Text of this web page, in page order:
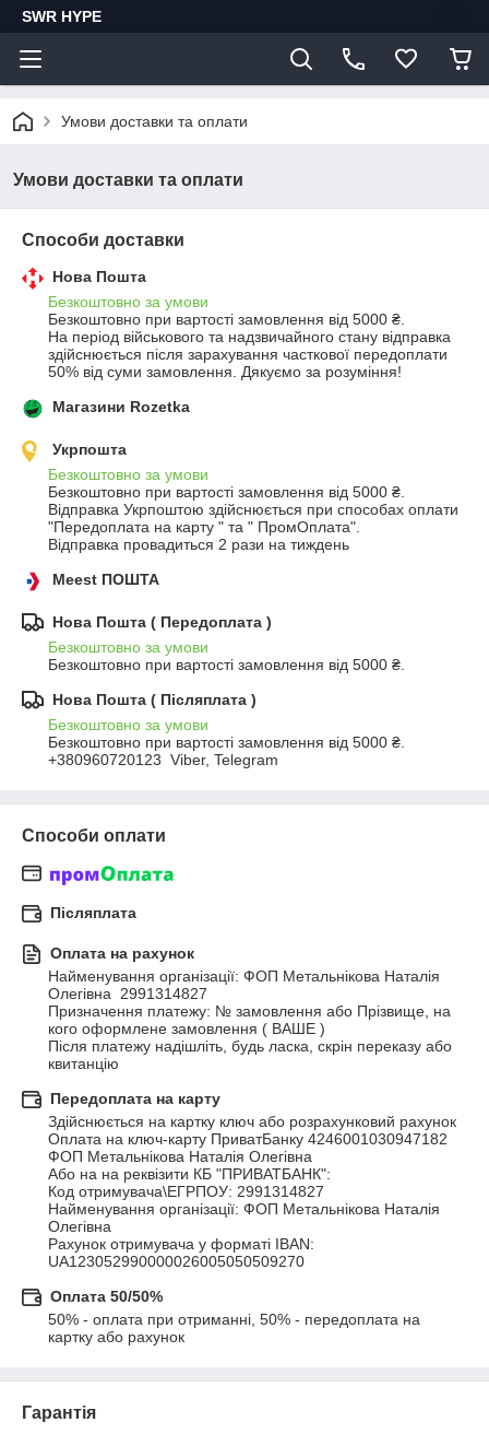
SWR HYPE
Умови доставки та оплати
Умови доставки та оплати
Способи доставки
Нова Пошта
Безкоштовно за умови
Безкоштовно при вартості замовлення від 5000 ₴.
На період військового та надзвичайного стану відправка
здійснюється після зарахування часткової передоплати
50% від суми замовлення. Дякуємо за розуміння!
Магазини Rozetka
Укрпошта
Безкоштовно за умови
Безкоштовно при вартості замовлення від 5000 ₴.
Відправка Укрпоштою здійснюється при способах оплати
"Передоплата на карту " та " ПромОплата".
Відправка провадиться 2 рази на тиждень
Meest ПОШТА
Нова Пошта ( Передоплата )
Безкоштовно за умови
Безкоштовно при вартості замовлення від 5000 ₴.
Нова Пошта ( Післяплата )
Безкоштовно за умови
Безкоштовно при вартості замовлення від 5000 ₴.
+380960720123  Viber, Telegram
Способи оплати
Післяплата
Оплата на рахунок
Найменування організації: ФОП Метальнікова Наталія
Олегівна  2991314827
Призначення платежу: № замовлення або Прізвище, на
кого оформлене замовлення ( ВАШЕ )
Після платежу надішліть, будь ласка, скрін переказу або
квитанцію
Передоплата на карту
Здійснюється на картку ключ або розрахунковий рахунок
Оплата на ключ-карту ПриватБанку 4246001030947182
ФОП Метальнікова Наталія Олегівна
Або на на реквізити КБ "ПРИВАТБАНК":
Код отримувача\ЕГРПОУ: 2991314827
Найменування організації: ФОП Метальнікова Наталія
Олегівна
Рахунок отримувача у форматі IBAN:
UA123052990000026005050509270
Оплата 50/50%
50% - оплата при отриманні, 50% - передоплата на
картку або рахунок
Гарантія